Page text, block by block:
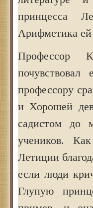
принцесса
Арифметика
Профессор
профессору
и Хорошей
садистом до
учеников.
Летиции
если люди
Глупую